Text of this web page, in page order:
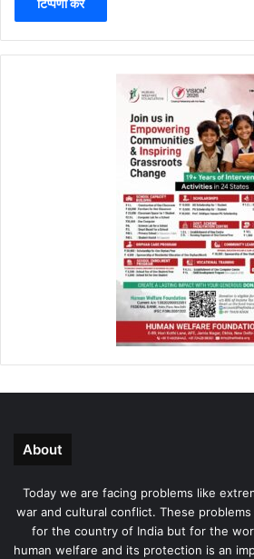
About
Today we are facing problems like
war and cultural conflict. These
for the country of India but for the
human welfare and its protection is an